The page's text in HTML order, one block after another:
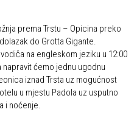
prema Trstu – Opicina preko
do Grotta Gigante.
na engleskom jeziku u 12:00
napravit ćemo jednu ugodnu
iznad Trsta uz mogućnost
u mjestu Padola uz usputno
i noćenje.